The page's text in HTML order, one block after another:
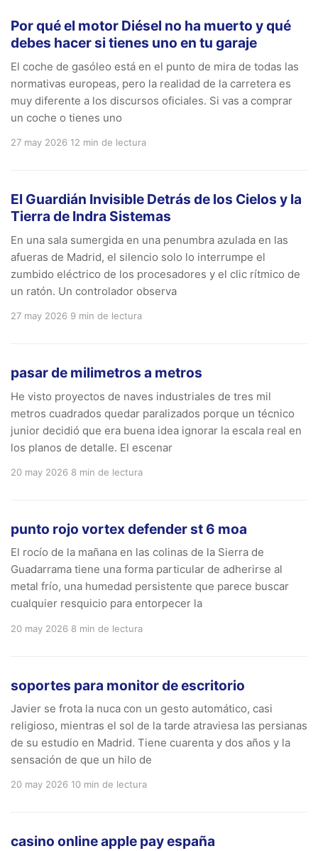
Por qué el motor Diésel no ha muerto y qué
debes hacer si tienes uno en tu garaje
El coche de gasóleo está en el punto de mira de todas las
normativas europeas, pero la realidad de la carretera es
muy diferente a los discursos oficiales. Si vas a comprar
un coche o tienes uno
27 may 2026 12 min de lectura
El Guardián Invisible Detrás de los Cielos y la
Tierra de Indra Sistemas
En una sala sumergida en una penumbra azulada en las
afueras de Madrid, el silencio solo lo interrumpe el
zumbido eléctrico de los procesadores y el clic rítmico de
un ratón. Un controlador observa
27 may 2026 9 min de lectura
pasar de milimetros a metros
He visto proyectos de naves industriales de tres mil
metros cuadrados quedar paralizados porque un técnico
junior decidió que era buena idea ignorar la escala real en
los planos de detalle. El escenar
20 may 2026 8 min de lectura
punto rojo vortex defender st 6 moa
El rocío de la mañana en las colinas de la Sierra de
Guadarrama tiene una forma particular de adherirse al
metal frío, una humedad persistente que parece buscar
cualquier resquicio para entorpecer la
20 may 2026 8 min de lectura
soportes para monitor de escritorio
Javier se frota la nuca con un gesto automático, casi
religioso, mientras el sol de la tarde atraviesa las persianas
de su estudio en Madrid. Tiene cuarenta y dos años y la
sensación de que un hilo de
20 may 2026 10 min de lectura
casino online apple pay españa